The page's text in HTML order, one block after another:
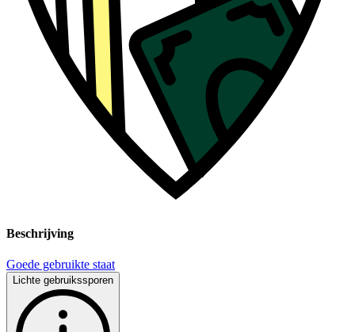
Beschrijving
Goede gebruikte staat
Lichte gebruikssporen